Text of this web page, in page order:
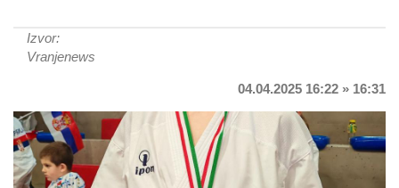
Izvor:
Vranjenews
04.04.2025 16:22 » 16:31